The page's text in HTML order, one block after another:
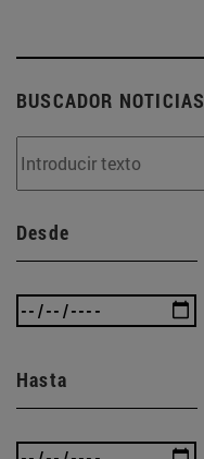
BUSCADOR NOTICIAS
Desde
Hasta